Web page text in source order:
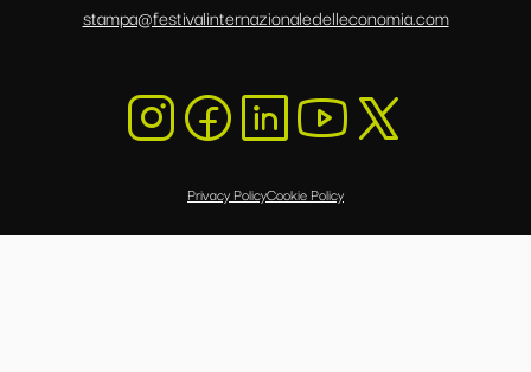
stampa@festivalinternazionaledelleconomia.com
Privacy PolicyCookie Policy